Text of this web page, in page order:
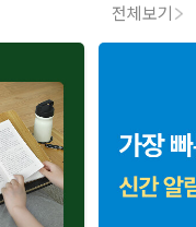
전체보기